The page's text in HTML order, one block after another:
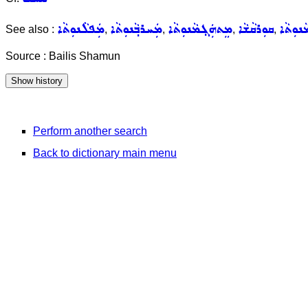
See also : ܡܲܦܠܵܢܘܼܬܵܐ, ܡܲܚܪܒ݂ܵܢܘܼܬܵܐ, ܡܸܬܗܲܓ݂ܡܵܢܘܼܬܵܐ, ܩܘܼܪܩܵܫܵܐ,
Source : Bailis Shamun
Perform another search
Back to dictionary main menu